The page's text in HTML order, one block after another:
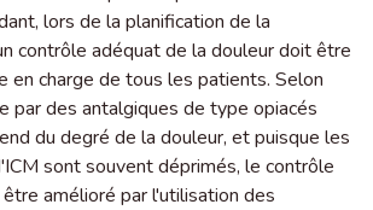
lors de la planification de la
contrôle adéquat de la douleur doit être
en charge de tous les patients. Selon
par des antalgiques de type opiacés
du degré de la douleur, et puisque les
sont souvent déprimés, le contrôle
amélioré par l'utilisation des